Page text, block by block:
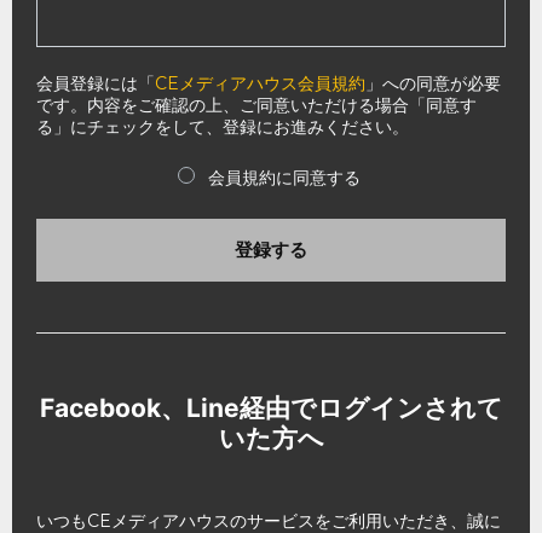
会員登録には「CEメディアハウス会員規約 」への同意が必要
です。内容をご確認の上、ご同意いただける場合「同意す
る」にチェックをして、登録にお進みください。
会員規約に同意する
登録する
Facebook、Line経由でログインされて
いた方へ
いつもCEメディアハウスのサービスをご利用いただき、誠に